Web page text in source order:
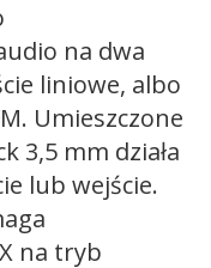
na dwa
liniowe, albo
Umieszczone
3,5 mm działa
lub wejście.
na tryb